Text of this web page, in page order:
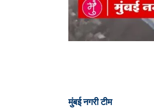
मुंबई नगरी टीम